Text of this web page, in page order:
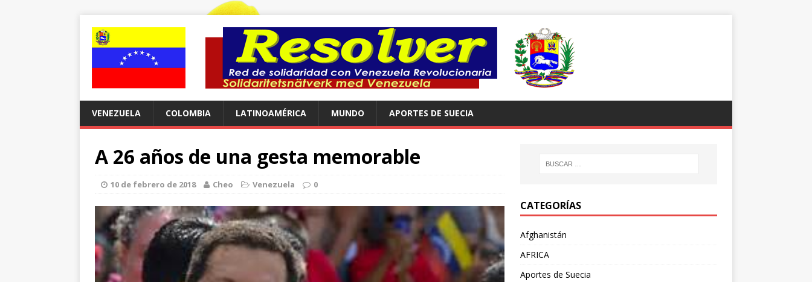
VENEZUELA COLOMBIA LATINOAMÉRICA MUNDO APORTES DE SUECIA
A 26 años de una gesta memorable
10 de febrero de 2018 Cheo Venezuela 0
CATEGORÍAS
Afghanistán
AFRICA
Aportes de Suecia